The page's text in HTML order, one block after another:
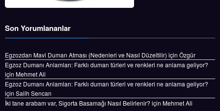
Son Yorumlananlar
Egzozdan Mavi Duman Atması (Nedenleri ve Nasıl Düzeltilir) için Özgür
Egzoz Dumanı Anlamları: Farklı duman türleri ve renkleri ne anlama geliyor?
için Mehmet Ali
Egzoz Dumanı Anlamları: Farklı duman türleri ve renkleri ne anlama geliyor?
için Salih Sencan
İki tane arabam var, Sigorta Basamağı Nasıl Belirlenir? için Mehmet Ali